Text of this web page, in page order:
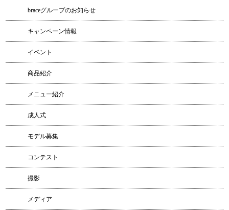
braceグループのお知らせ
キャンペーン情報
イベント
商品紹介
メニュー紹介
成人式
モデル募集
コンテスト
撮影
メディア